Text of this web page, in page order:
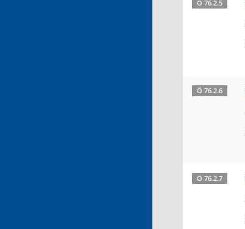
Ö 76.2.5
Ö 76.2.6
Ö 76.2.7